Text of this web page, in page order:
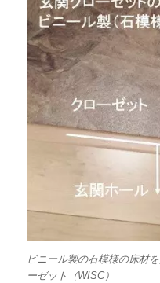
ビニール製の石模様の床材
ーゼット（WISC）